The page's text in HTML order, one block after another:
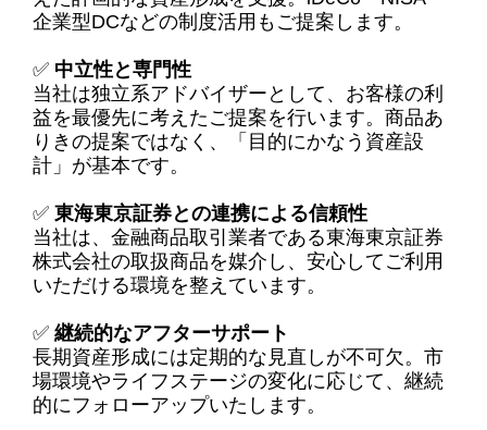
企業型DCなどの制度活用もご提案します。
✅ 中立性と専門性
当社は独立系アドバイザーとして、お客様の利
益を最優先に考えたご提案を行います。商品あ
りきの提案ではなく、「目的にかなう資産設
計」が基本です。
✅ 東海東京証券との連携による信頼性
当社は、金融商品取引業者である東海東京証券
株式会社の取扱商品を媒介し、安心してご利用
いただける環境を整えています。
✅ 継続的なアフターサポート
長期資産形成には定期的な見直しが不可欠。市
場環境やライフステージの変化に応じて、継続
的にフォローアップいたします。